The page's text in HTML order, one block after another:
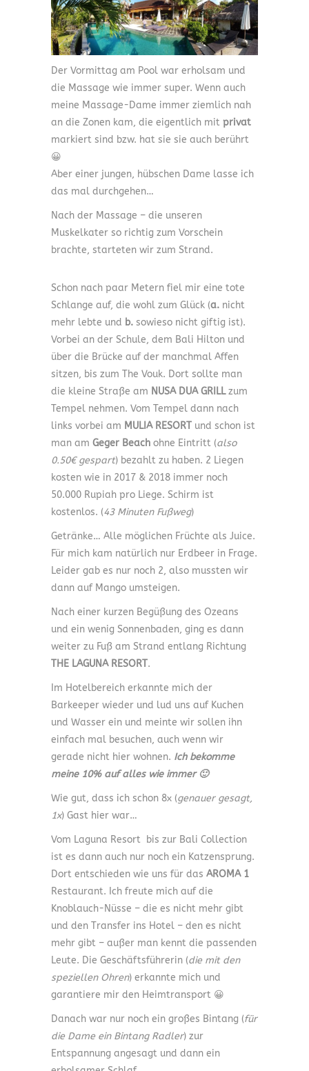
Der Vormittag am Pool war erholsam und
die Massage wie immer super. Wenn auch
meine Massage-Dame immer ziemlich nah
an die Zonen kam, die eigentlich mit privat
markiert sind bzw. hat sie sie auch berührt
😀
Aber einer jungen, hübschen Dame lasse ich
das mal durchgehen…
Nach der Massage – die unseren
Muskelkater so richtig zum Vorschein
brachte, starteten wir zum Strand.
Schon nach paar Metern fiel mir eine tote
Schlange auf, die wohl zum Glück (a. nicht
mehr lebte und b. sowieso nicht giftig ist).
Vorbei an der Schule, dem Bali Hilton und
über die Brücke auf der manchmal Affen
sitzen, bis zum The Vouk. Dort sollte man
die kleine Straße am NUSA DUA GRILLzum
Tempel nehmen. Vom Tempel dann nach
links vorbei am MULIA RESORT und schon ist
man am Geger Beach ohne Eintritt (also
0.50€ gespart) bezahlt zu haben. 2 Liegen
kosten wie in 2017 & 2018 immer noch
50.000 Rupiah pro Liege. Schirm ist
kostenlos. (43 Minuten Fußweg)
Getränke… Alle möglichen Früchte als Juice.
Für mich kam natürlich nur Erdbeer in Frage.
Leider gab es nur noch 2, also mussten wir
dann auf Mango umsteigen.
Nach einer kurzen Begüßung des Ozeans
und ein wenig Sonnenbaden, ging es dann
weiter zu Fuß am Strand entlang Richtung
THE LAGUNA RESORT.
Im Hotelbereich erkannte mich der
Barkeeper wieder und lud uns auf Kuchen
und Wasser ein und meinte wir sollen ihn
einfach mal besuchen, auch wenn wir
gerade nicht hier wohnen. Ich bekomme
meine 10% auf alles wie immer 🙂
Wie gut, dass ich schon 8x (genauer gesagt,
1x) Gast hier war…
Vom Laguna Resort bis zur Bali Collection
ist es dann auch nur noch ein Katzensprung.
Dort entschieden wie uns für das AROMA 1
Restaurant. Ich freute mich auf die
Knoblauch-Nüsse – die es nicht mehr gibt
und den Transfer ins Hotel – den es nicht
mehr gibt – außer man kennt die passenden
Leute. Die Geschäftsführerin (die mit den
speziellen Ohren) erkannte mich und
garantiere mir den Heimtransport 😀
Danach war nur noch ein großes Bintang (für
die Dame ein Bintang Radler) zur
Entspannung angesagt und dann ein